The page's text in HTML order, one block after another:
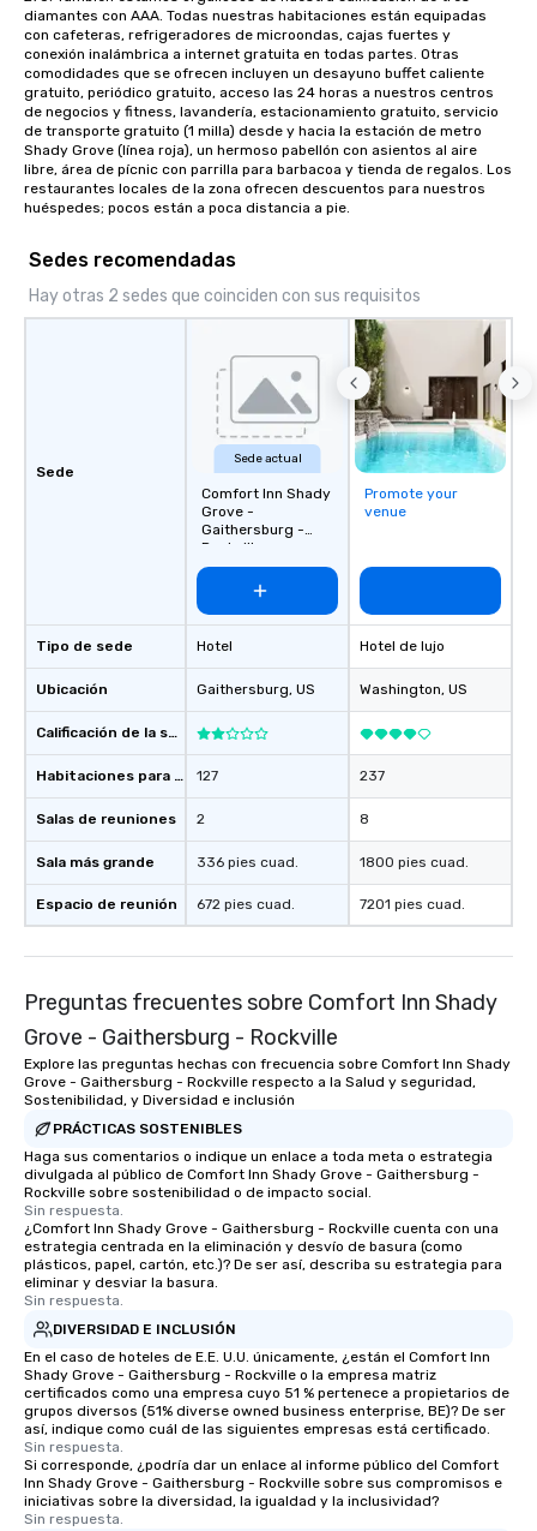
diamantes con AAA. Todas nuestras habitaciones están equipadas
con cafeteras, refrigeradores de microondas, cajas fuertes y
conexión inalámbrica a internet gratuita en todas partes. Otras
comodidades que se ofrecen incluyen un desayuno buffet caliente
gratuito, periódico gratuito, acceso las 24 horas a nuestros centros
de negocios y fitness, lavandería, estacionamiento gratuito, servicio
de transporte gratuito (1 milla) desde y hacia la estación de metro
Shady Grove (línea roja), un hermoso pabellón con asientos al aire
libre, área de pícnic con parrilla para barbacoa y tienda de regalos. Los
restaurantes locales de la zona ofrecen descuentos para nuestros
huéspedes; pocos están a poca distancia a pie.
Sedes recomendadas
Hay otras 2 sedes que coinciden con sus requisitos
Sede
Tipo de sede
Ubicación
Calificación de la sede
Habitaciones para huéspedes
Salas de reuniones
Sala más grande
Espacio de reunión
Sede actual
Comfort Inn Shady
Grove -
Gaithersburg -
Rockville
Hotel
Gaithersburg, US
127
2
336 pies cuad.
672 pies cuad.
Promote your
venue
Hotel de lujo
Washington, US
237
8
1800 pies cuad.
7201 pies cuad.
Preguntas frecuentes sobre Comfort Inn Shady
Grove - Gaithersburg - Rockville
Explore las preguntas hechas con frecuencia sobre Comfort Inn Shady
Grove - Gaithersburg - Rockville respecto a la Salud y seguridad,
Sostenibilidad, y Diversidad e inclusión
PRÁCTICAS SOSTENIBLES
Haga sus comentarios o indique un enlace a toda meta o estrategia
divulgada al público de Comfort Inn Shady Grove - Gaithersburg -
Rockville sobre sostenibilidad o de impacto social.
Sin respuesta.
¿Comfort Inn Shady Grove - Gaithersburg - Rockville cuenta con una
estrategia centrada en la eliminación y desvío de basura (como
plásticos, papel, cartón, etc.)? De ser así, describa su estrategia para
eliminar y desviar la basura.
Sin respuesta.
DIVERSIDAD E INCLUSIÓN
En el caso de hoteles de E.E. U.U. únicamente, ¿están el Comfort Inn
Shady Grove - Gaithersburg - Rockville o la empresa matriz
certificados como una empresa cuyo 51 % pertenece a propietarios de
grupos diversos (51% diverse owned business enterprise, BE)? De ser
así, indique como cuál de las siguientes empresas está certificado.
Sin respuesta.
Si corresponde, ¿podría dar un enlace al informe público del Comfort
Inn Shady Grove - Gaithersburg - Rockville sobre sus compromisos e
iniciativas sobre la diversidad, la igualdad y la inclusividad?
Sin respuesta.